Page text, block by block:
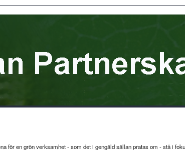
för en grön verksamhet - som det i gengäld sällan pratas om - stå i